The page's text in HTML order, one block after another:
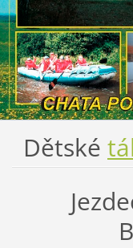
Dětské